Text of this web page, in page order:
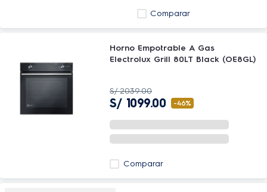
Comparar
Horno Empotrable A Gas
Electrolux Grill 80LT Black (OE8GL)
S/ 2039.00
S/ 1099.00 -46%
Comparar